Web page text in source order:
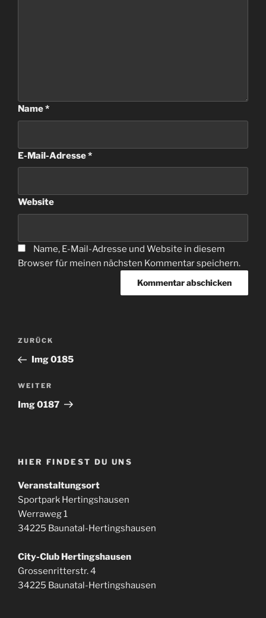
Name*
E-Mail-Adresse*
Website
Name, E-Mail-Adresse und Website in diesem
Browser für meinen nächsten Kommentar speichern.
Beitragsnavigation
Vorheriger
Beitrag
ZURÜCK
Img 0185
Nächster
Beitrag
WEITER
Img 0187
HIER FINDEST DU UNS
Veranstaltungsort
Sportpark Hertingshausen
Werraweg 1
34225 Baunatal-Hertingshausen
City-Club Hertingshausen
Grossenritterstr. 4
34225 Baunatal-Hertingshausen